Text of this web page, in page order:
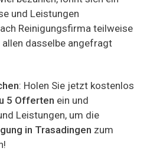
und Leistungen
Reinigungsfirma teilweise
allen dasselbe angefragt
: Holen Sie jetzt kostenlos
5 Offerten ein und
Leistungen, um die
in Trasadingen zum